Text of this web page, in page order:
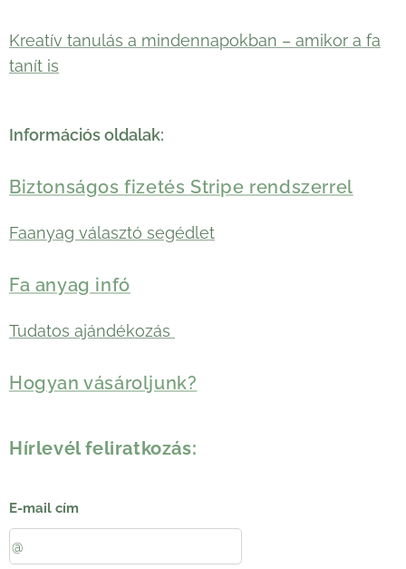
Kreatív tanulás a mindennapokban – amikor a fa
tanít is
Információs oldalak:
Biztonságos fizetés Stripe rendszerrel
Faanyag választó segédlet
Fa anyag infó
Tudatos ajándékozás
Hogyan vásároljunk?
Hírlevél feliratkozás:
E-mail cím